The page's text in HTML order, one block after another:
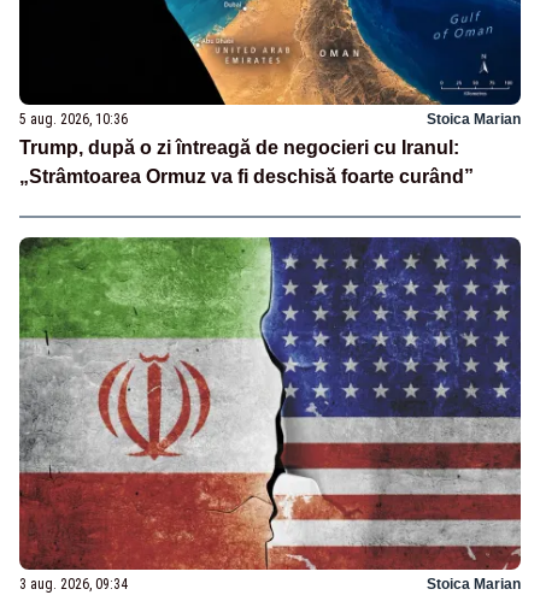
5 aug. 2026, 10:36 Stoica Marian
Trump, după o zi întreagă de negocieri cu Iranul:
„Strâmtoarea Ormuz va fi deschisă foarte curând”
3 aug. 2026, 09:34 Stoica Marian